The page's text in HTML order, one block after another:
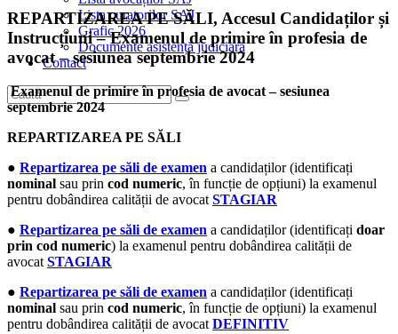
Lista curatorilor SAJ
Grafic 2026
Documente asistență judiciară
Contact
REPARTIZAREA PE SĂLI, Accesul Candidaților și
Instrucțiuni – Examenul de primire în profesia de
avocat – sesiunea septembrie 2024
Examenul de primire în profesia de avocat – sesiunea
septembrie 2024
REPARTIZAREA PE SĂLI
● Repartizarea pe săli de examen a candidaților (identificați
nominal sau prin cod numeric, în funcție de opțiuni) la examenul
pentru dobândirea calității de avocat STAGIAR
● Repartizarea pe săli de examen a candidaților (identificați doar
prin cod numeric) la examenul pentru dobândirea calității de
avocat STAGIAR
● Repartizarea pe săli de examen a candidaților (identificați
nominal sau prin cod numeric, în funcție de opțiuni) la examenul
pentru dobândirea calității de avocat DEFINITIV